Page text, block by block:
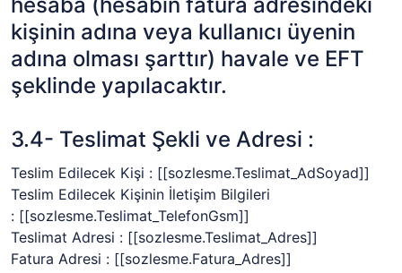
kişinin adına veya kullanıcı üyenin
adına olması şarttır) havale ve EFT
şeklinde yapılacaktır.
3.4- Teslimat Şekli ve Adresi :
Teslim Edilecek Kişi : [[sozlesme.Teslimat_AdSoyad]]
Teslim Edilecek Kişinin İletişim Bilgileri
: [[sozlesme.Teslimat_TelefonGsm]]
Teslimat Adresi : [[sozlesme.Teslimat_Adres]]
Fatura Adresi : [[sozlesme.Fatura_Adres]]